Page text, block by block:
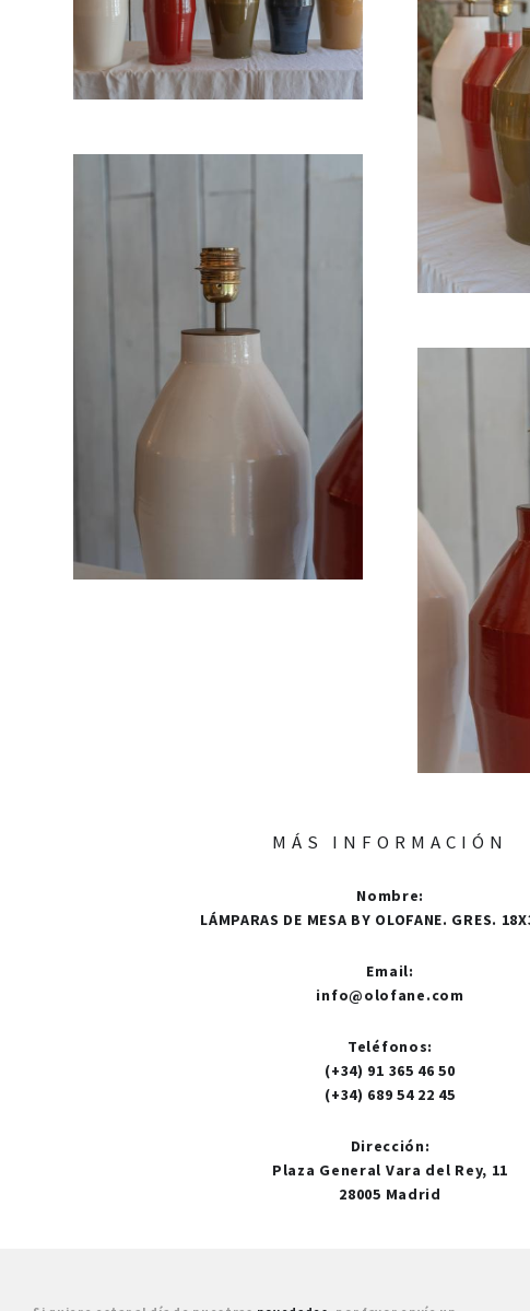
MÁS INFORMACIÓN
Nombre:
LÁMPARAS DE MESA BY OLOFANE. GRES.
Email:
info@olofane.com
Teléfonos:
(+34) 91 365 46 50
(+34) 689 54 22 45
Dirección:
Plaza General Vara del Rey, 11
28005 Madrid